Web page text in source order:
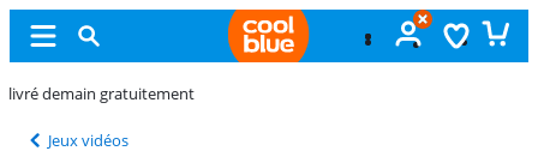
Échange du produit
Jeux vidéos